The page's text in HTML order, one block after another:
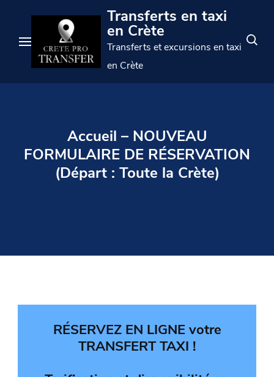
contenu
(appuyez
sur
Transferts en taxi
en Crète
Transferts et excursions en taxi
en Crète
Accueil – NOUVEAU
FORMULAIRE DE RÉSERVATION
(Départ : Toute la Crète)
RÉSERVEZ EN LIGNE votre
TRANSFERT TAXI !